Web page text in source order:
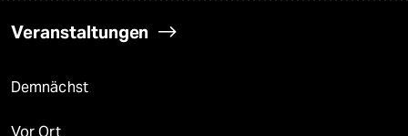
Veranstaltungen
Demnächst
Vor Ort